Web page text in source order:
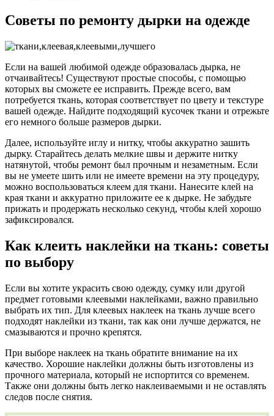
Советы по ремонту дырки на одежде
Если на вашей любимой одежде образовалась дырка, не
отчаивайтесь! Существуют простые способы, с помощью
которых вы сможете ее исправить. Прежде всего, вам
потребуется ткань, которая соответствует по цвету и текстуре
вашей одежде. Найдите подходящий кусочек ткани и отрежьте
его немного больше размеров дырки.
Далее, используйте иглу и нитку, чтобы аккуратно зашить
дырку. Старайтесь делать мелкие швы и держите нитку
натянутой, чтобы ремонт был прочным и незаметным. Если
вы не умеете шить или не имеете времени на эту процедуру,
можно воспользоваться клеем для ткани. Нанесите клей на
края ткани и аккуратно приложите ее к дырке. Не забудьте
прижать и продержать несколько секунд, чтобы клей хорошо
зафиксировался.
Как клеить наклейки на ткань: советы
по выбору
Если вы хотите украсить свою одежду, сумку или другой
предмет готовыми клеевыми наклейками, важно правильно
выбрать их тип. Для клеевых наклеек на ткань лучше всего
подходят наклейки из ткани, так как они лучше держатся, не
смазываются и прочно крепятся.
При выборе наклеек на ткань обратите внимание на их
качество. Хорошие наклейки должны быть изготовлены из
прочного материала, который не испортится со временем.
Также они должны быть легко наклеиваемыми и не оставлять
следов после снятия.